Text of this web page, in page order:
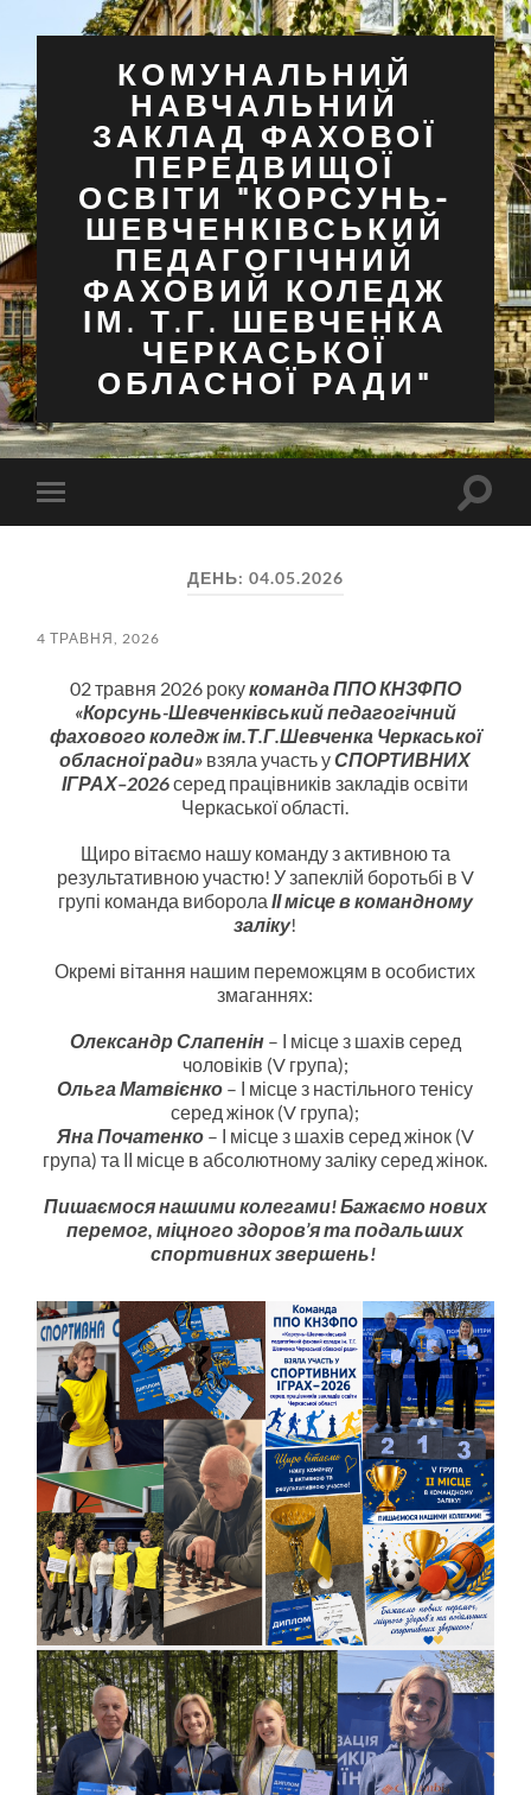
КОМУНАЛЬНИЙ
НАВЧАЛЬНИЙ
ЗАКЛАД ФАХОВОЇ
ПЕРЕДВИЩОЇ
ОСВІТИ "КОРСУНЬ-
ШЕВЧЕНКІВСЬКИЙ
ПЕДАГОГІЧНИЙ
ФАХОВИЙ КОЛЕДЖ
ІМ. Т.Г. ШЕВЧЕНКА
ЧЕРКАСЬКОЇ
ОБЛАСНОЇ РАДИ"
Перемкнути
мобільне
ДЕНЬ: 04.05.2026
4 ТРАВНЯ, 2026
02 травня 2026 рокукоманда ППО КНЗФПО
«Корсунь-Шевченківський педагогічний
фахового коледж ім.Т.Г.Шевченка Черкаської
обласної ради» взяла участь уСПОРТИВНИХ
ІГРАХ–2026серед працівників закладів освіти
Черкаської області.
Щиро вітаємо нашу команду з активною та
результативною участю! У запеклій боротьбі в V
групі команда виборола ІІ місце в командному
заліку!
Окремі вітання нашим переможцям в особистих
змаганнях:
Олександр Слапенін– І місце з шахів серед
чоловіків (V група);
Ольга Матвієнко – І місце з настільного тенісу
серед жінок (V група);
Яна Початенко– І місце з шахів серед жінок (V
група) та ІІ місце в абсолютному заліку серед жінок.
Пишаємося нашими колегами! Бажаємо нових
перемог, міцного здоров’я та подальших
спортивних звершень!